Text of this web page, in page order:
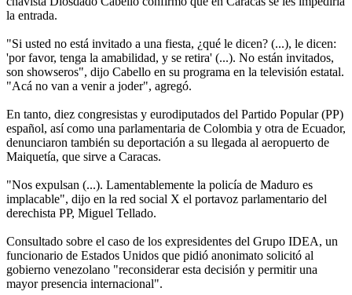
la entrada.
"Si usted no está invitado a una fiesta, ¿qué le dicen? (...), le dicen:
'por favor, tenga la amabilidad, y se retira' (...). No están invitados,
son showseros", dijo Cabello en su programa en la televisión estatal.
"Acá no van a venir a joder", agregó.
En tanto, diez congresistas y eurodiputados del Partido Popular (PP)
español, así como una parlamentaria de Colombia y otra de Ecuador,
denunciaron también su deportación a su llegada al aeropuerto de
Maiquetía, que sirve a Caracas.
"Nos expulsan (...). Lamentablemente la policía de Maduro es
implacable", dijo en la red social X el portavoz parlamentario del
derechista PP, Miguel Tellado.
Consultado sobre el caso de los expresidentes del Grupo IDEA, un
funcionario de Estados Unidos que pidió anonimato solicitó al
gobierno venezolano "reconsiderar esta decisión y permitir una
mayor presencia internacional".